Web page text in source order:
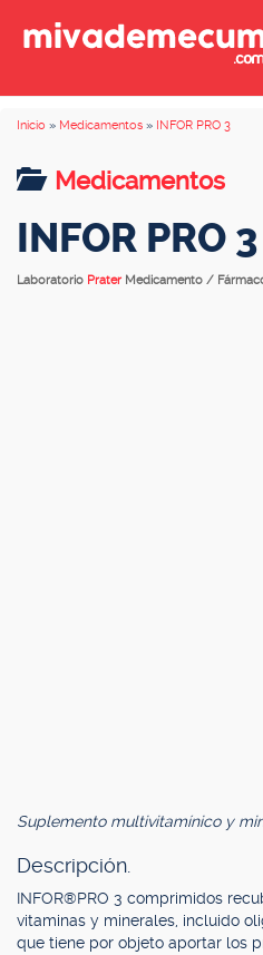
Inicio » Medicamentos » INFOR PRO 3
Medicamentos
INFOR PRO 3
Laboratorio Prater Medicamento /
Suplemento multivitamínico y
Descripción.
INFOR®PRO 3 comprimidos
vitaminas y minerales, incluido
que tiene por objeto aportar los